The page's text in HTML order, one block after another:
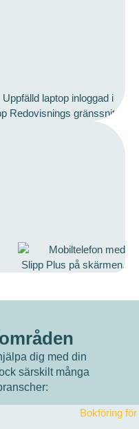
dig med din
särskilt många